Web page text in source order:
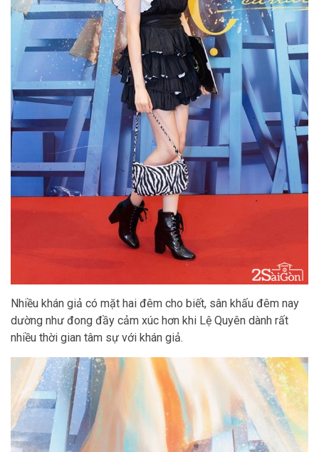
Nhiều khán giả có mặt hai đêm cho biết, sân khấu đêm nay
dường như đong đầy cảm xúc hơn khi Lệ Quyên dành rất
nhiều thời gian tâm sự với khán giả.